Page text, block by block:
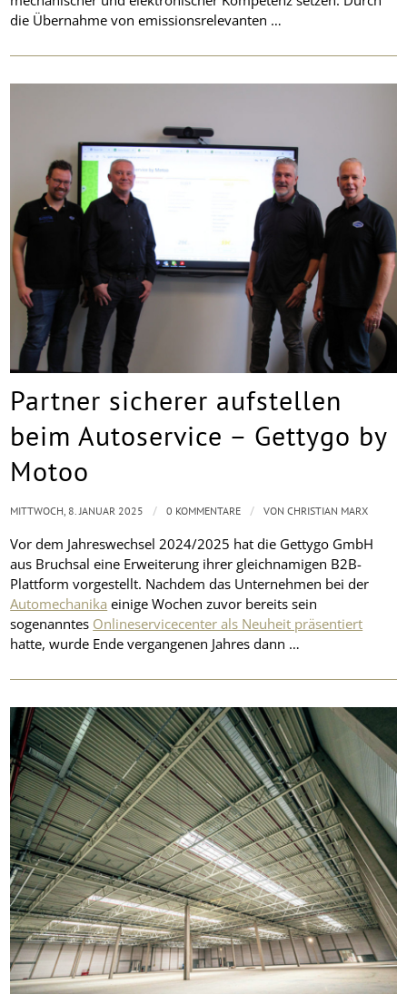
die Übernahme von emissionsrelevanten …
Partner sicherer aufstellen
beim Autoservice – Gettygo by
Motoo
Vor dem Jahreswechsel 2024/2025 hat die Gettygo GmbH
aus Bruchsal eine Erweiterung ihrer gleichnamigen B2B-
Plattform vorgestellt. Nachdem das Unternehmen bei der
Automechanika einige Wochen zuvor bereits sein
sogenanntes Onlineservicecenter als Neuheit präsentiert
hatte, wurde Ende vergangenen Jahres dann …
MITTWOCH, 8. JANUAR 2025 / 0 KOMMENTARE / VONCHRISTIAN MARX